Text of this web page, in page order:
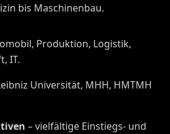
bis Maschinenbau.
Produktion, Logistik,
IT.
Universität, MHH, HMTMH
– vielfältige Einstiegs- und